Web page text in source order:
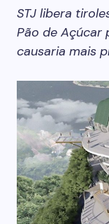
STJ libera
Pão de Açúcar
causaria mais